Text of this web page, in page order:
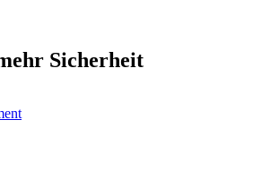
Sicherheit